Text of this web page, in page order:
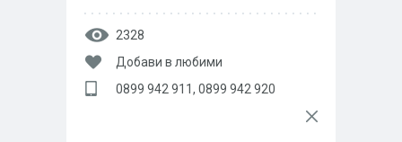
2328
Добави в любими
0899 942 911, 0899 942 920